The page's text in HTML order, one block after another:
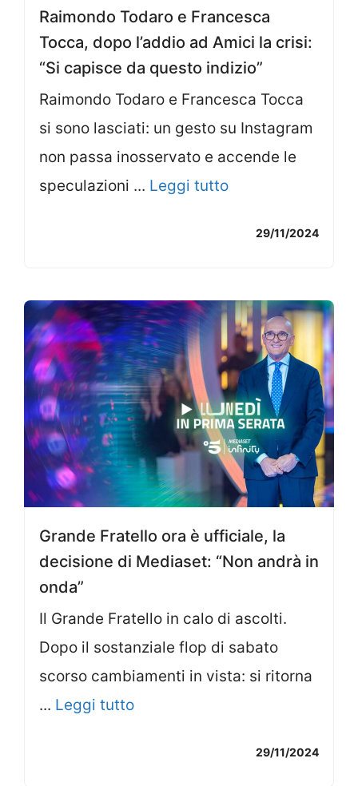
Raimondo Todaro e Francesca
Tocca, dopo l’addio ad Amici la crisi:
“Si capisce da questo indizio”
Raimondo Todaro e Francesca Tocca
si sono lasciati: un gesto su Instagram
non passa inosservato e accende le
speculazioni ... Leggi tutto
29/11/2024
Grande Fratello ora è ufficiale, la
decisione di Mediaset: “Non andrà in
onda”
Il Grande Fratello in calo di ascolti.
Dopo il sostanziale flop di sabato
scorso cambiamenti in vista: si ritorna
... Leggi tutto
29/11/2024